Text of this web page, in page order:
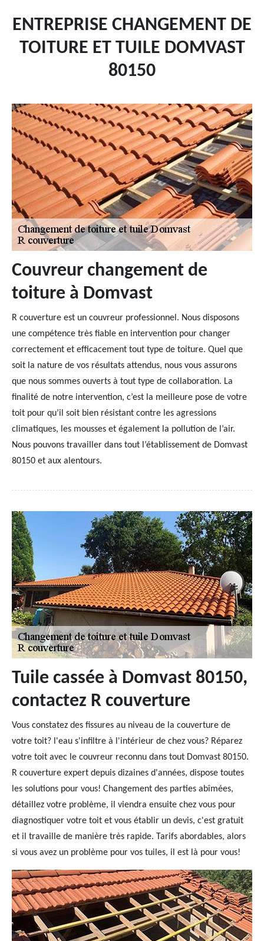
ENTREPRISE CHANGEMENT DE
TOITURE ET TUILE DOMVAST
80150
Couvreur changement de
toiture à Domvast
R couverture est un couvreur professionnel. Nous disposons
une compétence très fiable en intervention pour changer
correctement et efficacement tout type de toiture. Quel que
soit la nature de vos résultats attendus, nous vous assurons
que nous sommes ouverts à tout type de collaboration. La
finalité de notre intervention, c’est la meilleure pose de votre
toit pour qu’il soit bien résistant contre les agressions
climatiques, les mousses et également la pollution de l’air.
Nous pouvons travailler dans tout l’établissement de Domvast
80150 et aux alentours.
Tuile cassée à Domvast 80150,
contactez R couverture
Vous constatez des fissures au niveau de la couverture de
votre toit? l'eau s'infiltre à l'intérieur de chez vous? Réparez
votre toit avec le couvreur reconnu dans tout Domvast 80150.
R couverture expert depuis dizaines d'années, dispose toutes
les solutions pour vous! Changement des parties abîmées,
détaillez votre problème, il viendra ensuite chez vous pour
diagnostiquer votre toit et vous établir un devis, c'est gratuit
et il travaille de manière très rapide. Tarifs abordables, alors
si vous avez un problème pour vos tuiles, il est là pour vous!